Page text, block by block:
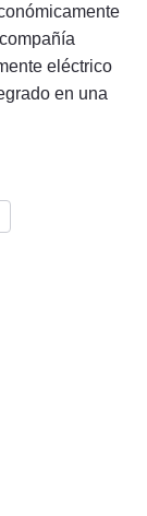
eléctrico
en una